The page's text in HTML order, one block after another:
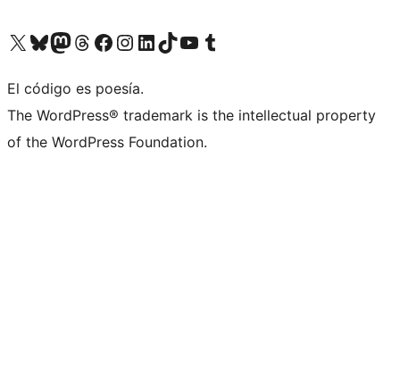
Visita nuestra cuenta de X (anteriormente Twitter)
Visita nuestra cuenta de Bluesky
Visita nuestra cuenta de Mastodon
Visita nuestra cuenta de Threads
Visita nuestra página de Facebook
Visita nuestra cuenta de Instagram
Visita nuestra cuenta de LinkedIn
Visita nuestra cuenta de TikTok
Visita nuestro canal de YouTube
Visita nuestra cuenta de Tumblr
El código es poesía.
The WordPress® trademark is the intellectual property
of the WordPress Foundation.